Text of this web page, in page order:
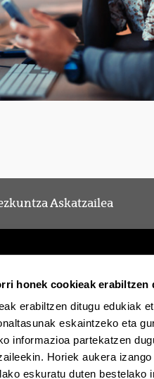
honek cookieak erabiltzen
erabiltzen ditugu edukiak
eskaintzeko eta
informazioa partekatzen
Horiek aukera
eskuratu duten bestelako
Askatzailea